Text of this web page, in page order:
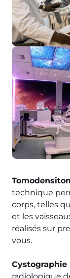
technique
corps, telles
et les
réalisés sur
vous.
Cystographie
radiologique